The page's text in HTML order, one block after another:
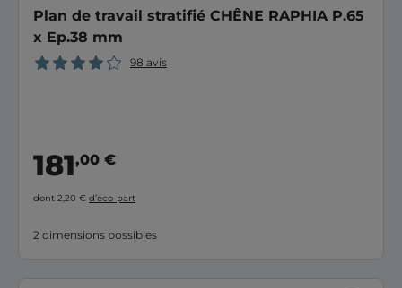
Plan de travail stratifié CHÊNE RAPHIA P.65
x Ep.38 mm
98 avis
181,00 €
dont 2,20 € d’éco-part
2 dimensions possibles